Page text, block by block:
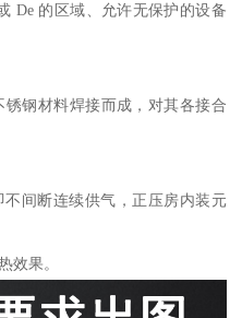
De 的区域、允许无保护的设备
钢材料焊接而成，对其各接合
间断连续供气，正压房内装元
效果。